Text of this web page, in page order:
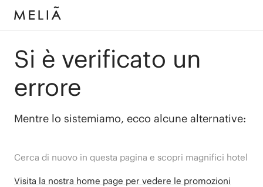
Si è verificato un
errore
Mentre lo sistemiamo, ecco alcune alternative:
Cerca di nuovo in questa pagina e scopri magnifici hotel
Visita la nostra home page per vedere le promozioni